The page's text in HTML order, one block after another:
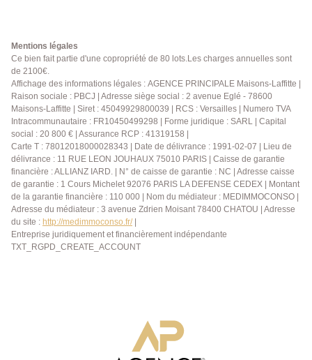
Mentions légales
Ce bien fait partie d'une copropriété de 80 lots.Les charges annuelles sont
de 2100€.
Affichage des informations légales : AGENCE PRINCIPALE Maisons-Laffitte |
Raison sociale : PBCJ | Adresse siège social : 2 avenue Eglé - 78600
Maisons-Laffitte | Siret : 45049929800039 | RCS : Versailles | Numero TVA
Intracommunautaire : FR10450499298 | Forme juridique : SARL | Capital
social : 20 800 € | Assurance RCP : 41319158 |
Carte T : 78012018000028343 | Date de délivrance : 1991-02-07 | Lieu de
délivrance : 11 RUE LEON JOUHAUX 75010 PARIS | Caisse de garantie
financière : ALLIANZ IARD. | N° de caisse de garantie : NC | Adresse caisse
de garantie : 1 Cours Michelet 92076 PARIS LA DEFENSE CEDEX | Montant
de la garantie financière : 110 000 | Nom du médiateur : MEDIMMOCONSO |
Adresse du médiateur : 3 avenue Zdrien Moisant 78400 CHATOU | Adresse
du site : http://medimmoconso.fr/|
Entreprise juridiquement et financièrement indépendante
TXT_RGPD_CREATE_ACCOUNT